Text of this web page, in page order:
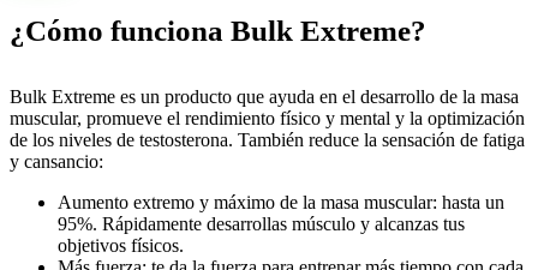
¿Cómo funciona Bulk Extreme?
Bulk Extreme es un producto que ayuda en el desarrollo de la masa
muscular, promueve el rendimiento físico y mental y la optimización
de los niveles de testosterona. También reduce la sensación de fatiga
y cansancio:
Aumento extremo y máximo de la masa muscular: hasta un
95%. Rápidamente desarrollas músculo y alcanzas tus
objetivos físicos.